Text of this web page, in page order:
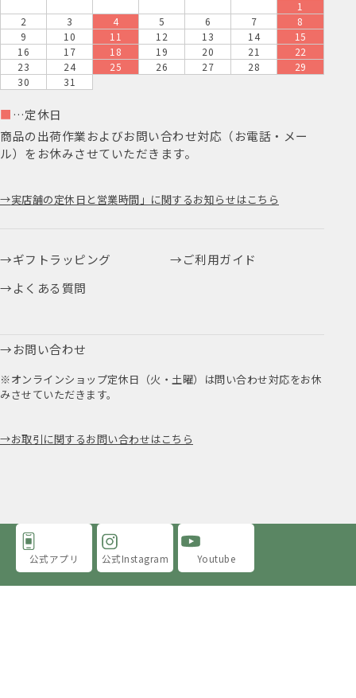
1
2
3 4 5 6 7
8
9
10 11 12 13 14
15
16
17 18 19 20 21
22
23
24 25 26 27 28
29
30
31
■ …定休日
商品の出荷作業およびお問い合わせ対応（お電話・メー
ル）をお休みさせていただきます。
実店舗の定休日と営業時間」に関するお知らせはこちら
ギフトラッピング
ご利用ガイド
よくある質問
お問い合わせ
※オンラインショップ定休日（火・土曜）は問い合わせ対応をお休
みさせていただきます。
お取引に関するお問い合わせはこちら
公式アプリ 公式Instagram Youtube